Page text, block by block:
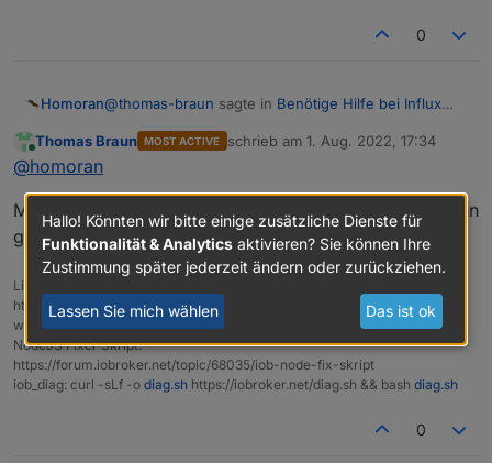
0
Homoran@thomas-braun sagte in Benötige Hilfe bei Influx
haut influxdb2 auf die Kiste.
aber nur mit 64bit
Online
Thomas Braun MOST ACTIVE schrieb am 1. Aug. 2022, 17:34
zuletzt editiert von
@homoran
Mit 32bit kann der nicht installiert werden, weil der dann
gar nicht in der Auslage liegt.
Linux-Werkzeugkasten:
https://forum.iobroker.net/topic/42952/der-kleine-iobroker-linux-
werkzeugkasten
NodeJS Fixer Skript:
https://forum.iobroker.net/topic/68035/iob-node-fix-skript
iob_diag: curl -sLf -o diag.sh https://iobroker.net/diag.sh && bash diag.sh
0
Hallo! Könnten wir bitte einige zusätzliche Dienste für
Funktionalität & Analytics aktivieren? Sie können Ihre
Zustimmung später jederzeit ändern oder zurückziehen.
Lassen Sie mich wählen Das ist ok